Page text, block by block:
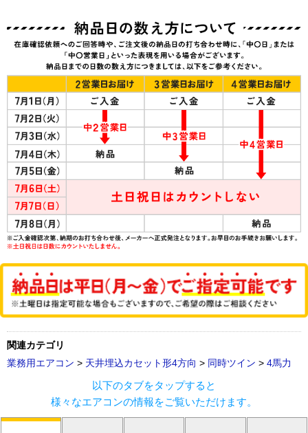
関連カテゴリ
業務用エアコン > 天井埋込カセット形4方向 > 同時ツイン > 4馬力
以下のタブをタップすると
様々なエアコンの情報をご覧いただけます。